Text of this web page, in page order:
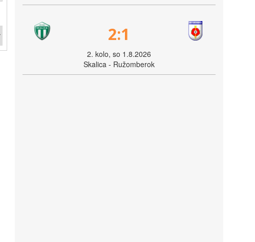
2:1
2. kolo, so 1.8.2026
Skalica - Ružomberok